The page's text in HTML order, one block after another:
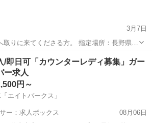
3月7日
取りに来てくださる方。 指定場所：長野県安
パート)付近 【備考】 追加で買っ
高駅 手帳 用紙
/即日可「カウンターレディ募集」ガー
ー求人
円～
エイトバークス」
ー：求人ボックス
08月06日